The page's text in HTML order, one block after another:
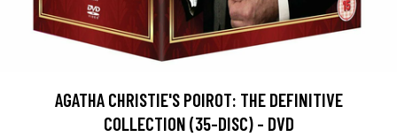
AGATHA CHRISTIE'S POIROT: THE DEFINITIVE
COLLECTION (35-DISC) - DVD